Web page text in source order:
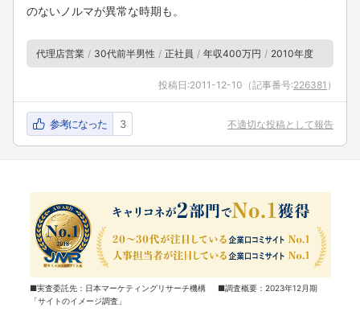
のないノルマが異常な時期も。
代理店営業 30代前半男性 正社員 年収400万円 2010年度
投稿日:2011-12-10 （記事番号:226381 ）
参考になった 3 不適切な投稿として報告
■実査委託先：日本マーケティングリサーチ機構 ■調査概要：2023年12月期
「サイトのイメージ調査」